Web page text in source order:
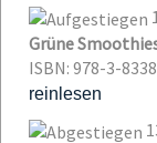
Grüne
ISBN: 978-3-
reinlesen